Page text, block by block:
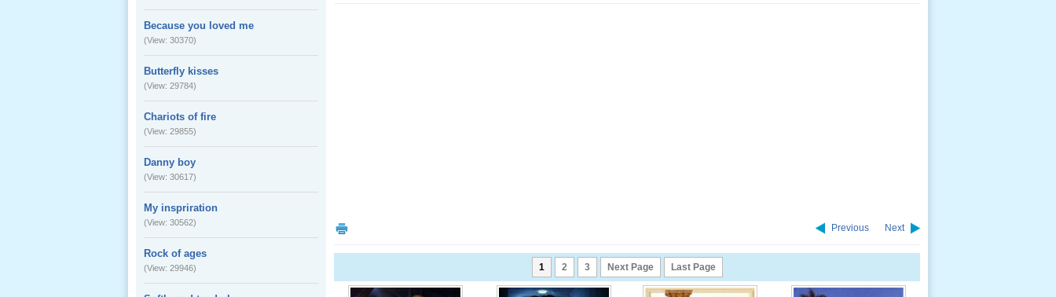
Because you loved me
(View: 30370)
Butterfly kisses
(View: 29784)
Chariots of fire
(View: 29855)
Danny boy
(View: 30617)
My inspriration
(View: 30562)
Rock of ages
(View: 29946)
Previous Next
1 2 3 Next Page Last Page